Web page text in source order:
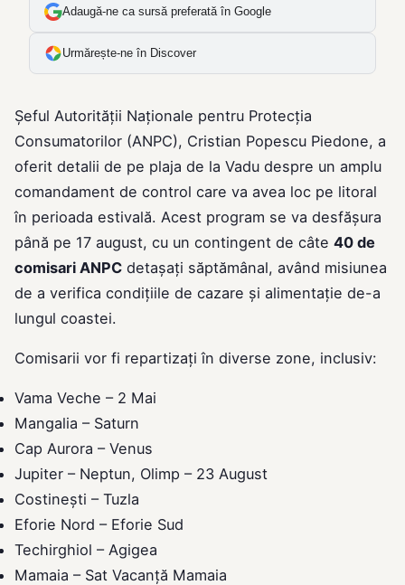
Adaugă-ne ca sursă preferată în Google
Urmărește-ne în Discover
Șeful Autorității Naționale pentru Protecția
Consumatorilor (ANPC), Cristian Popescu Piedone, a
oferit detalii de pe plaja de la Vadu despre un amplu
comandament de control care va avea loc pe litoral
în perioada estivală. Acest program se va desfășura
până pe 17 august, cu un contingent de câte 40 de
comisari ANPC detașați săptămânal, având misiunea
de a verifica condițiile de cazare și alimentație de-a
lungul coastei.
Comisarii vor fi repartizați în diverse zone, inclusiv:
Vama Veche – 2 Mai
Mangalia – Saturn
Cap Aurora – Venus
Jupiter – Neptun, Olimp – 23 August
Costinești – Tuzla
Eforie Nord – Eforie Sud
Techirghiol – Agigea
Mamaia – Sat Vacanță Mamaia